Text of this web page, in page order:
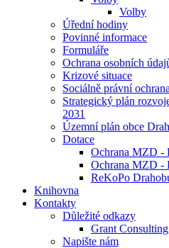
Volby
Úřední hodiny
Povinné informace
Formuláře
Ochrana osobních
Krizové situace
Sociálně právní
Strategický plán
2031
Územní plán obce
Dotace
Ochrana MZD -
Ochrana MZD -
ReKoPo
Knihovna
Kontakty
Důležité odkazy
Grant
Napište nám